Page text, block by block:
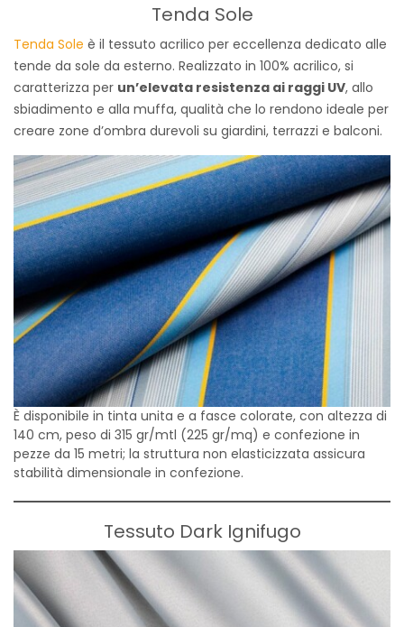
Tenda Sole
Tenda Sole è il tessuto acrilico per eccellenza dedicato alle
tende da sole da esterno. Realizzato in 100% acrilico, si
caratterizza per un’elevata resistenza ai raggi UV, allo
sbiadimento e alla muffa, qualità che lo rendono ideale per
creare zone d’ombra durevoli su giardini, terrazzi e balconi.
È disponibile in tinta unita e a fasce colorate, con altezza di
140 cm, peso di 315 gr/mtl (225 gr/mq) e confezione in
pezze da 15 metri; la struttura non elasticizzata assicura
stabilità dimensionale in confezione.
Tessuto Dark Ignifugo